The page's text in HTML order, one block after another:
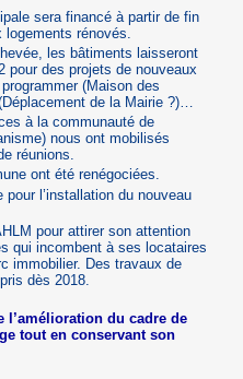
sera financé à partir de fin
rénovés.
les bâtiments laisseront
pour des projets de nouveaux
(Maison des
de la Mairie ?)…
à la communauté de
nous ont mobilisés
réunions.
ont été renégociées.
l’installation du nouveau
pour attirer son attention
qui incombent à ses locataires
immobilier. Des travaux de
dès 2018.
l’amélioration du cadre de
tout en conservant son